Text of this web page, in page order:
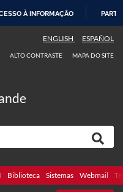
À INFORMAÇÃO
ENGLISH ESPAÑOL
ALTO CONTRASTE MAPA DO SITE
Biblioteca Sistemas Webmail